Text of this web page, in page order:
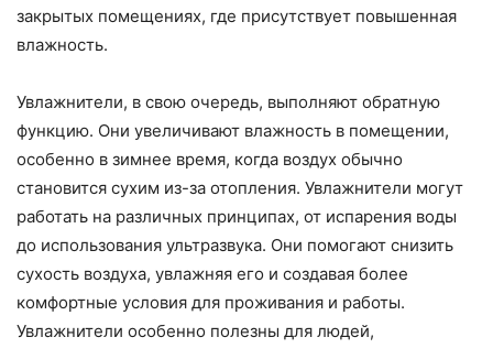
закрытых помещениях, где присутствует повышенная
влажность.
Увлажнители, в свою очередь, выполняют обратную
функцию. Они увеличивают влажность в помещении,
особенно в зимнее время, когда воздух обычно
становится сухим из-за отопления. Увлажнители могут
работать на различных принципах, от испарения воды
до использования ультразвука. Они помогают снизить
сухость воздуха, увлажняя его и создавая более
комфортные условия для проживания и работы.
Увлажнители особенно полезны для людей,